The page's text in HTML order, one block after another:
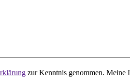
zur Kenntnis genommen. Meine